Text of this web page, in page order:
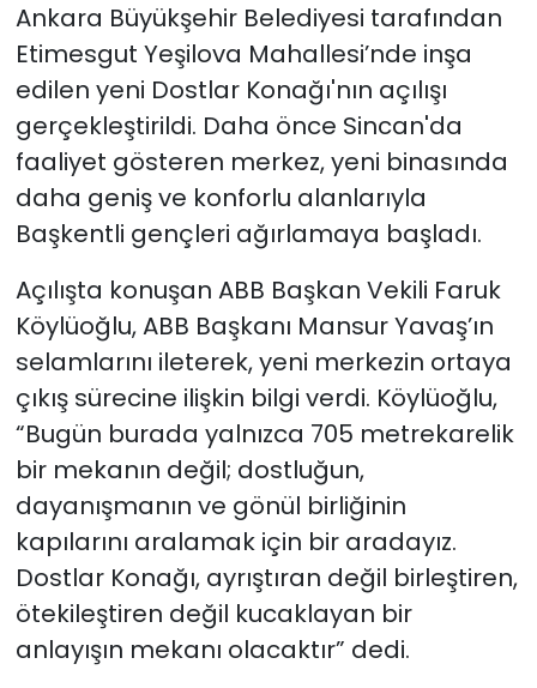
Ankara Büyükşehir Belediyesi tarafından
Etimesgut Yeşilova Mahallesi’nde inşa
edilen yeni Dostlar Konağı'nın açılışı
gerçekleştirildi. Daha önce Sincan'da
faaliyet gösteren merkez, yeni binasında
daha geniş ve konforlu alanlarıyla
Başkentli gençleri ağırlamaya başladı.
Açılışta konuşan ABB Başkan Vekili Faruk
Köylüoğlu, ABB Başkanı Mansur Yavaş’ın
selamlarını ileterek, yeni merkezin ortaya
çıkış sürecine ilişkin bilgi verdi. Köylüoğlu,
“Bugün burada yalnızca 705 metrekarelik
bir mekanın değil; dostluğun,
dayanışmanın ve gönül birliğinin
kapılarını aralamak için bir aradayız.
Dostlar Konağı, ayrıştıran değil birleştiren,
ötekileştiren değil kucaklayan bir
anlayışın mekanı olacaktır” dedi.